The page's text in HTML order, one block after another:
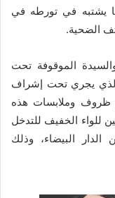
يشتبه في تورطه في
الضحية.
الموقوفة تحت
الذي يجري تحت إشراف
ظروف وملابسات هذه
للواء الخفيف للتدخل
البيضاء، وذلك